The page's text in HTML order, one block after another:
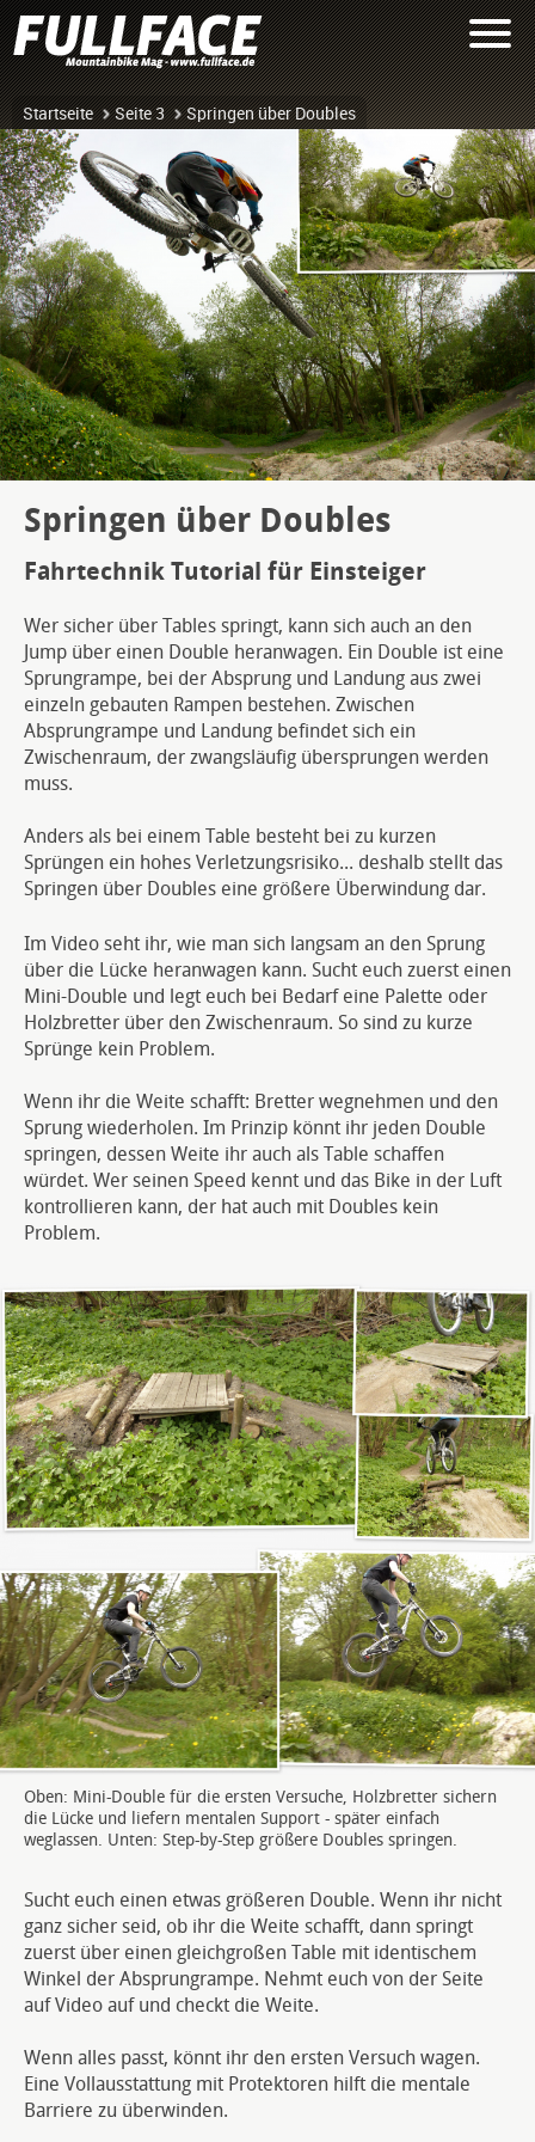
Startseite Seite 3 Springen über Doubles
Springen über Doubles
Fahrtechnik Tutorial für Einsteiger
Wer sicher über Tables springt, kann sich auch an den
Jump über einen Double heranwagen. Ein Double ist eine
Sprungrampe, bei der Absprung und Landung aus zwei
einzeln gebauten Rampen bestehen. Zwischen
Absprungrampe und Landung befindet sich ein
Zwischenraum, der zwangsläufig übersprungen werden
muss.
Anders als bei einem Table besteht bei zu kurzen
Sprüngen ein hohes Verletzungsrisiko... deshalb stellt das
Springen über Doubles eine größere Überwindung dar.
Im Video seht ihr, wie man sich langsam an den Sprung
über die Lücke heranwagen kann. Sucht euch zuerst einen
Mini-Double und legt euch bei Bedarf eine Palette oder
Holzbretter über den Zwischenraum. So sind zu kurze
Sprünge kein Problem.
Wenn ihr die Weite schafft: Bretter wegnehmen und den
Sprung wiederholen. Im Prinzip könnt ihr jeden Double
springen, dessen Weite ihr auch als Table schaffen
würdet. Wer seinen Speed kennt und das Bike in der Luft
kontrollieren kann, der hat auch mit Doubles kein
Problem.
Oben: Mini-Double für die ersten Versuche, Holzbretter sichern
die Lücke und liefern mentalen Support - später einfach
weglassen. Unten: Step-by-Step größere Doubles springen.
Sucht euch einen etwas größeren Double. Wenn ihr nicht
ganz sicher seid, ob ihr die Weite schafft, dann springt
zuerst über einen gleichgroßen Table mit identischem
Winkel der Absprungrampe. Nehmt euch von der Seite
auf Video auf und checkt die Weite.
Wenn alles passt, könnt ihr den ersten Versuch wagen.
Eine Vollausstattung mit Protektoren hilft die mentale
Barriere zu überwinden.